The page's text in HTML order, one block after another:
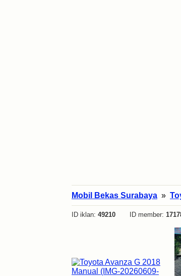
Mobil Bekas Surabaya »
ID iklan: 49210 ID member: